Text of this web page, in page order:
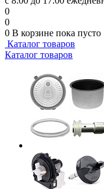
0
0
0 В корзине пока пусто
Каталог товаров
Каталог товаров